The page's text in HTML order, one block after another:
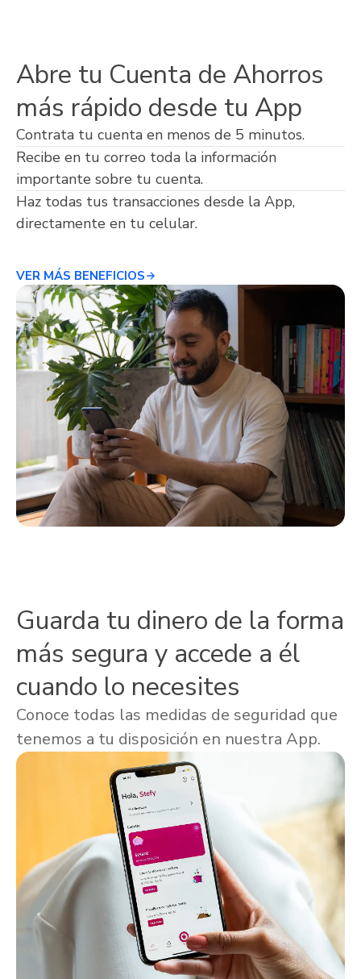
Abre tu Cuenta de Ahorros
más rápido desde tu App
Contrata tu cuenta en menos de 5 minutos.
Recibe en tu correo toda la información
importante sobre tu cuenta.
Haz todas tus transacciones desde la App,
directamente en tu celular.
VER MÁS BENEFICIOS
Guarda tu dinero de la forma
más segura y accede a él
cuando lo necesites
Conoce todas las medidas de seguridad que
tenemos a tu disposición en nuestra App.